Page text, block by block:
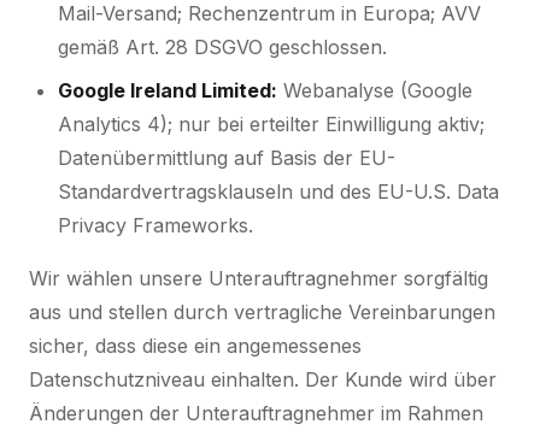
Mail-Versand; Rechenzentrum in Europa; AVV
gemäß Art. 28 DSGVO geschlossen.
Google Ireland Limited: Webanalyse (Google
Analytics 4); nur bei erteilter Einwilligung aktiv;
Datenübermittlung auf Basis der EU-
Standardvertragsklauseln und des EU-U.S. Data
Privacy Frameworks.
Wir wählen unsere Unterauftragnehmer sorgfältig
aus und stellen durch vertragliche Vereinbarungen
sicher, dass diese ein angemessenes
Datenschutzniveau einhalten. Der Kunde wird über
Änderungen der Unterauftragnehmer im Rahmen